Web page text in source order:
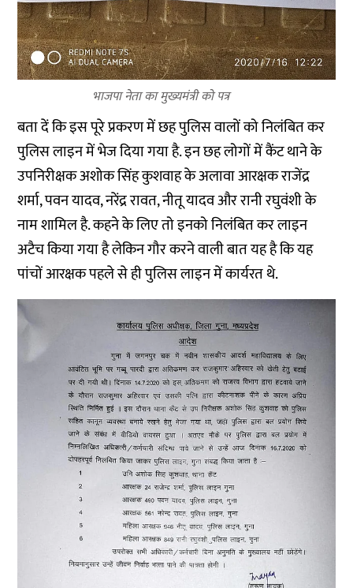
भाजपा नेता का मुख्यमंत्री को पत्र
बता दें कि इस पूरे प्रकरण में छह पुलिस वालों को निलंबित कर
पुलिस लाइन में भेज दिया गया है. इन छह लोगों में कैंट थाने के
उपनिरीक्षक अशोक सिंह कुशवाह के अलावा आरक्षक राजेंद्र
शर्मा, पवन यादव, नरेंद्र रावत, नीतू यादव और रानी रघुवंशी के
नाम शामिल है. कहने के लिए तो इनको निलंबित कर लाइन
अटैच किया गया है लेकिन गौर करने वाली बात यह है कि यह
पांचों आरक्षक पहले से ही पुलिस लाइन में कार्यरत थे.